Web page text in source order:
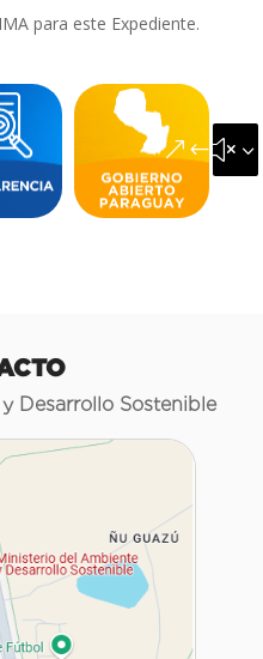
para este Expediente.
Desarrollo Sostenible